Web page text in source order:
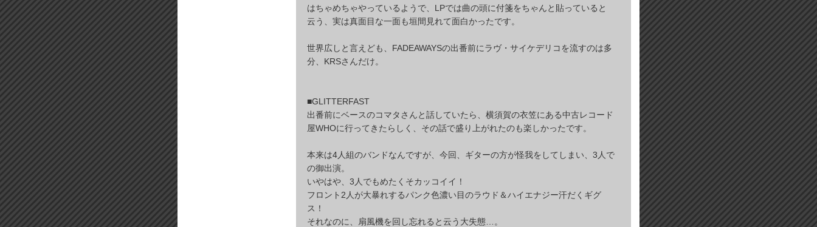
はちゃめちゃやっているようで、LPでは曲の頭に付箋をちゃんと貼っていると
云う、実は真面目な一面も垣間見れて面白かったです。
世界広しと言えども、FADEAWAYSの出番前にラヴ・サイケデリコを流すのは多
分、KRSさんだけ。
■GLITTERFAST
出番前にベースのコマタさんと話していたら、横須賀の衣笠にある中古レコード
屋WHOに行ってきたらしく、その話で盛り上がれたのも楽しかったです。
本来は4人組のバンドなんですが、今回、ギターの方が怪我をしてしまい、3人で
の御出演。
いやはや、3人でもめたくそカッコイイ！
フロント2人が大暴れするパンク色濃い目のラウド＆ハイエナジー汗だくギグ
ス！
それなのに、扇風機を回し忘れると云う大失態…。